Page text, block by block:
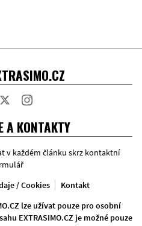
A KONTAKTY
v každém článku skrz kontaktní
/ Cookies
Kontakt
lze užívat pouze pro osobní
EXTRASIMO.CZ je možné pouze